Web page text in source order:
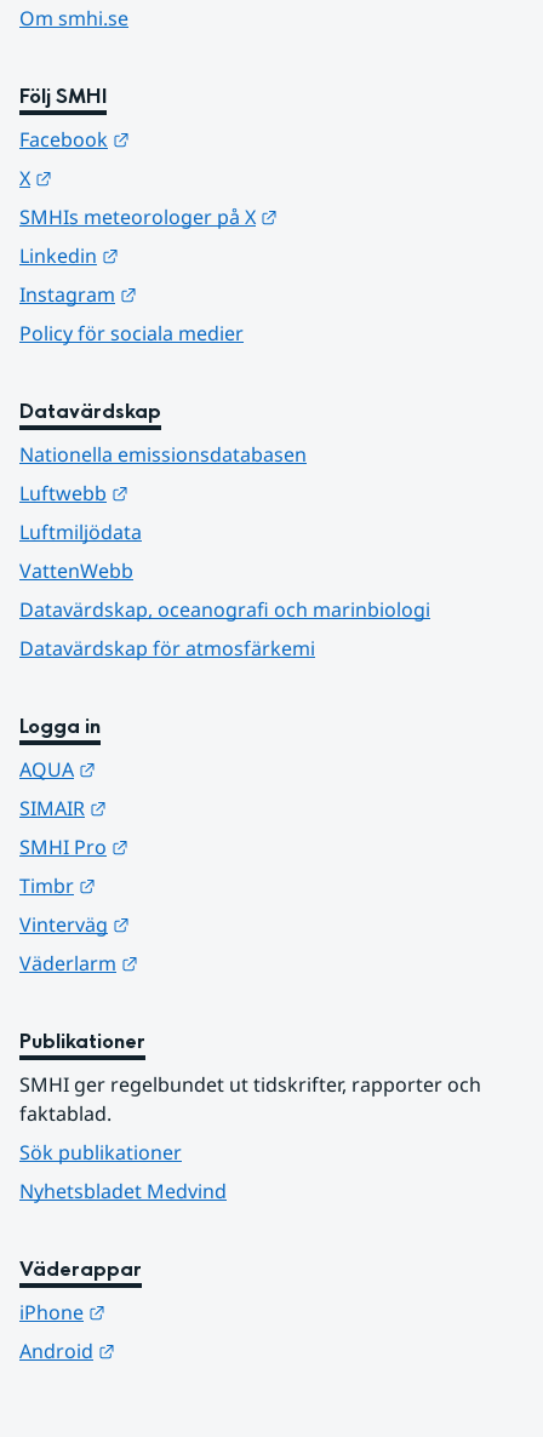
Om smhi.se
Följ SMHI
Facebook
X
SMHIs meteorologer på X
Linkedin
Instagram
Policy för sociala medier
Datavärdskap
Nationella emissionsdatabasen
Luftwebb
Luftmiljödata
VattenWebb
Datavärdskap, oceanografi och marinbiologi
Datavärdskap för atmosfärkemi
Logga in
AQUA
SIMAIR
SMHI Pro
Timbr
Vinterväg
Väderlarm
Publikationer
SMHI ger regelbundet ut tidskrifter, rapporter och
faktablad.
Sök publikationer
Nyhetsbladet Medvind
Väderappar
iPhone
Android